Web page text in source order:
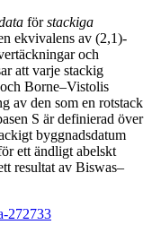
förstackiga
ekvivalens av (2,1)-
och
att varje stackig
Borne–Vistolis
av den som en rotstack
S är definierad över
byggnadsdatum
ett ändligt abelskt
resultat av Biswas–
272733